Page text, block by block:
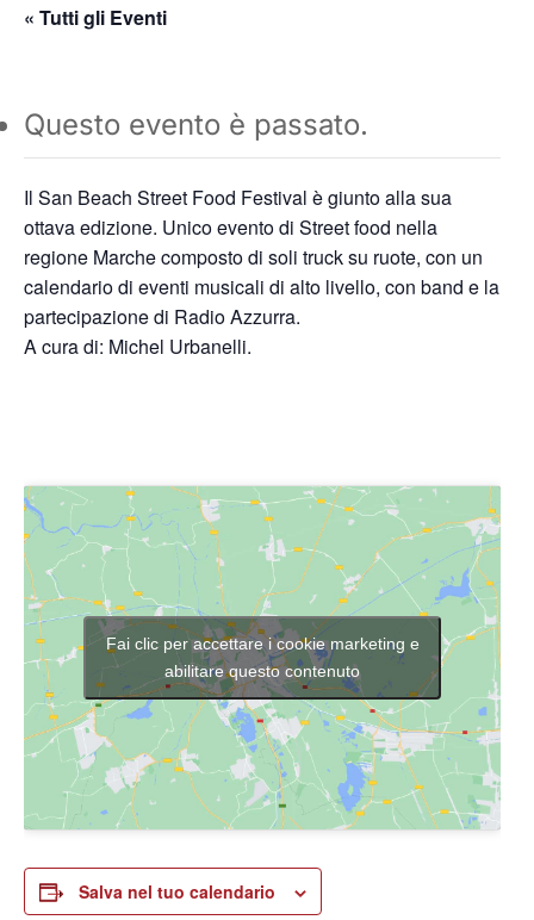
« Tutti gli Eventi
Questo evento è passato.
Il San Beach Street Food Festival è giunto alla sua
ottava edizione. Unico evento di Street food nella
regione Marche composto di soli truck su ruote, con un
calendario di eventi musicali di alto livello, con band e la
partecipazione di Radio Azzurra.
A cura di: Michel Urbanelli.
Fai clic per accettare i cookie marketing e
abilitare questo contenuto
Salva nel tuo calendario